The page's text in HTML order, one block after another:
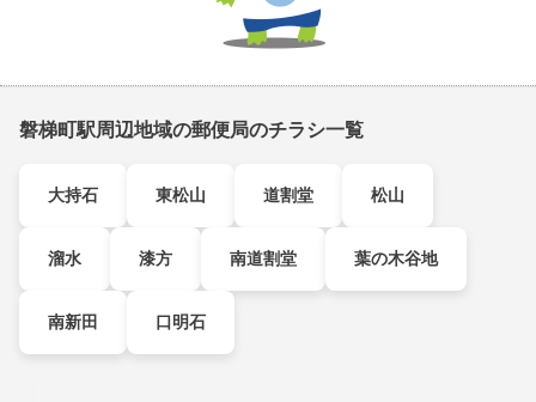
磐梯町駅周辺地域の郵便局のチラシ一覧
大持石 東松山 道割堂 松山
溜水 漆方 南道割堂 葉の木谷地
南新田 口明石